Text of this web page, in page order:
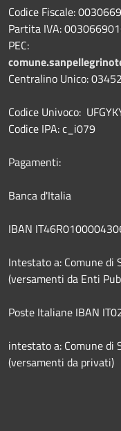
Codice Fiscale:
Partita IVA:
PEC:
Centralino Unico:
Codice Univoco:
Codice IPA: c_i079
Pagamenti:
Banca d'Italia
IBAN
Intestato a: Comune di
(versamenti da Enti
Poste Italiane IBAN
intestato a: Comune di
(versamenti da privati)